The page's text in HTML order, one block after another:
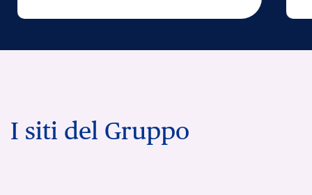
I siti del Gruppo